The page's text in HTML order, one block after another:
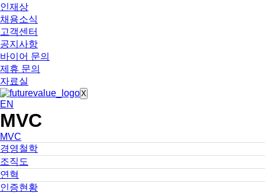
인재상
채용소식
고객센터
공지사항
바이어 문의
제휴 문의
자료실
X
EN
MVC
MVC
경영철학
조직도
연혁
인증현황